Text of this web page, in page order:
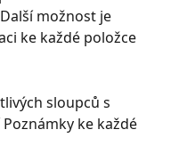
možnost je
ke každé položce
sloupců s
ke každé